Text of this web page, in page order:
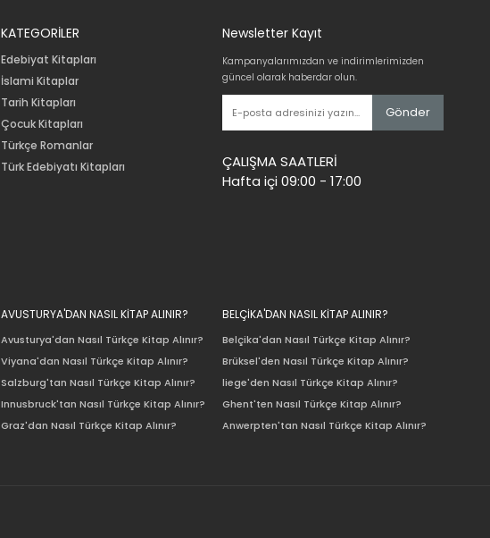
KATEGORİLER
Edebiyat Kitapları
İslami Kitaplar
Tarih Kitapları
Çocuk Kitapları
Türkçe Romanlar
Türk Edebiyatı Kitapları
Newsletter Kayıt
Kampanyalarımızdan ve indirimlerimizden
güncel olarak haberdar olun.
Gönder
ÇALIŞMA SAATLERİ
Hafta içi 09:00 - 17:00
AVUSTURYA'DAN NASIL KİTAP ALINIR?
Avusturya'dan Nasıl Türkçe Kitap Alınır?
Viyana'dan Nasıl Türkçe Kitap Alınır?
Salzburg'tan Nasıl Türkçe Kitap Alınır?
Innusbruck'tan Nasıl Türkçe Kitap Alınır?
Graz'dan Nasıl Türkçe Kitap Alınır?
BELÇİKA'DAN NASIL KİTAP ALINIR?
Belçika'dan Nasıl Türkçe Kitap Alınır?
Brüksel'den Nasıl Türkçe Kitap Alınır?
liege'den Nasıl Türkçe Kitap Alınır?
Ghent'ten Nasıl Türkçe Kitap Alınır?
Anwerpten'tan Nasıl Türkçe Kitap Alınır?